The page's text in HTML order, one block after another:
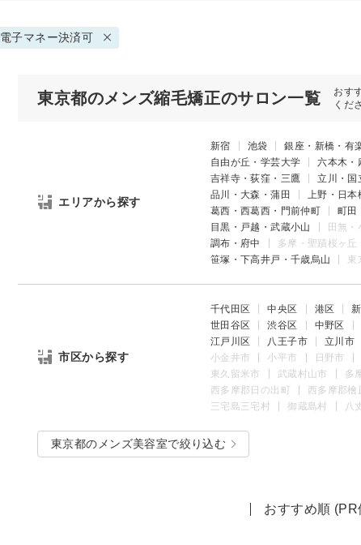
電子マネー決済可
東京都のメンズ縮毛矯正のサロン一覧
おす
くだ
エリアから探す
新宿 池袋 銀座・新橋・有
自由が丘・学芸大学
六本木・
吉祥寺・荻窪・三鷹
立川・国
品川・大森・蒲田
上野・日
葛西・西葛西・門前仲町
町田
目黒・戸越・武蔵小山
田無・
調布・府中
多摩・聖蹟桜ヶ丘
笹塚・下高井戸・千歳烏山
東
市区から探す
千代田区 中央区 港区
世田谷区
渋谷区 中野区
江戸川区
八王子市 立川市
小金井市
小平市 日野市
東久留米市
武蔵村山市 多
西多摩郡日の出町
西多摩郡檜
三宅島三宅村
御蔵島村 八
東京都のメンズ美容室で絞り込む
おすすめ順